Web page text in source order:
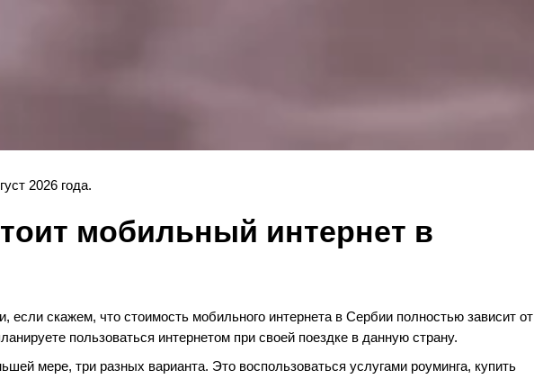
2026 года.
мобильный интернет в
если скажем, что стоимость мобильного интернета в Сербии полностью зависит от
пользоваться интернетом при своей поездке в данную страну.
мере, три разных варианта. Это воспользоваться услугами роуминга, купить